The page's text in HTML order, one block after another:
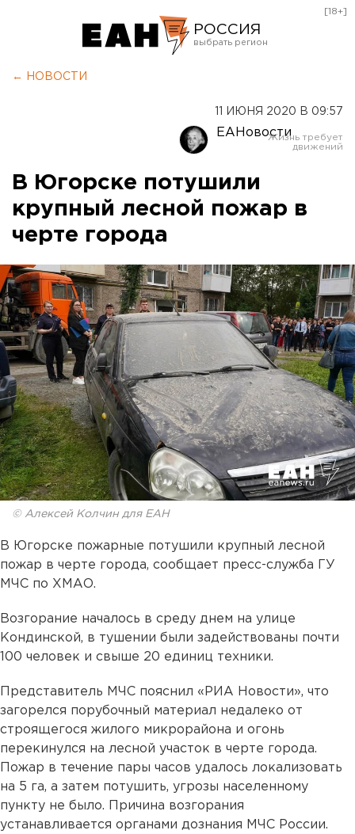
РОССИЯ
Оренбург
[18+]
← НОВОСТИ
11 ИЮНЯ 2020 В 09:57
ЕАНовости
В Югорске потушили
крупный лесной пожар в
черте города
© Алексей Колчин для ЕАН
В Югорске пожарные потушили крупный лесной
пожар в черте города, сообщает пресс-служба ГУ
МЧС по ХМАО.
Возгорание началось в среду днем на улице
Кондинской, в тушении были задействованы почти
100 человек и свыше 20 единиц техники.
Представитель МЧС пояснил «РИА Новости», что
загорелся порубочный материал недалеко от
строящегося жилого микрорайона и огонь
перекинулся на лесной участок в черте города.
Пожар в течение пары часов удалось локализовать
на 5 га, а затем потушить, угрозы населенному
пункту не было. Причина возгорания
устанавливается органами дознания МЧС России.